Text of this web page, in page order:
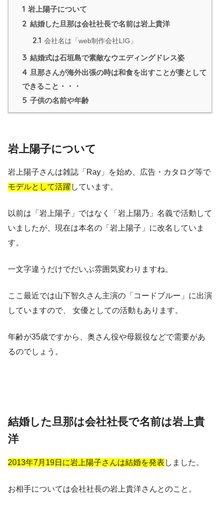
1 岩上陽子について
2 結婚した旦那は会社社長で名前は岩上貴洋
2.1 会社名は「web制作会社LIG」
3 結婚式は石垣島で素敵なウエディングドレス姿
4 旦那さんが海外出張の時は和食を出すことが妻として
できること・・・
5 子供の名前や年齢
岩上陽子について
岩上陽子さんは雑誌「Ray」を始め、広告・カタログ等で
モデルとして活躍 しています。
以前は「岩上陽子」ではなく「岩上陽乃」名義で活動して
いましたが、現在は本名の「岩上陽子」に改名していま
す。
一文字違うだけでだいぶ雰囲気変わりますね。
ここ最近では山下智久さん主演の「コードブルー」に出演
していますので、 女優としての活動もあります。
年齢が35歳ですから、奥さん役や母親役などで需要があ
るのでしょう。
結婚した旦那は会社社長で名前は岩上貴
洋
2013年7月19日に岩上陽子さんは結婚を発表 しました。
お相手については会社社長の岩上貴洋さんとのこと。